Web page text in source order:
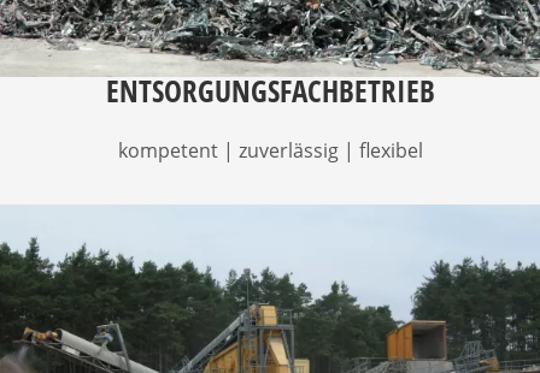
ENTSORGUNGSFACHBETRIEB
kompetent | zuverlässig | flexibel